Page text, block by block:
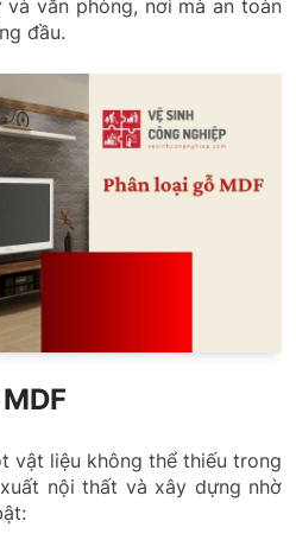
văn phòng, nơi mà an toàn
đầu.
vật liệu không thể thiếu trong
nội thất và xây dựng nhờ